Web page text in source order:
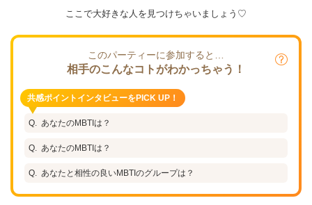
ここで大好きな人を見つけちゃいましょう♡
このパーティーに参加すると…
相手のこんなコトがわかっちゃう！
共感ポイントインタビューをPICK UP！
あなたのMBTIは？
あなたのMBTIは？
あなたと相性の良いMBTIのグループは？